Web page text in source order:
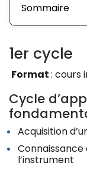
Sommaire
1er cycle
Format: cours
Cycle
Acquisition
l’instrument